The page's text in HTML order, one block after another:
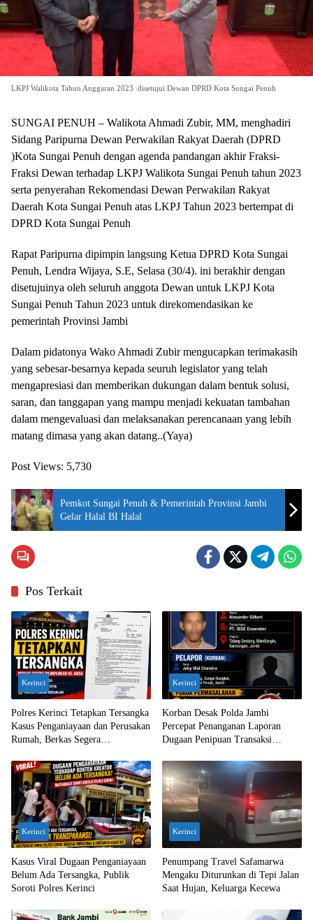
LKPJ Walikota Tahun Anggaran 2023 disetujui Dewan DPRD Kota Sungai Penuh
SUNGAI PENUH – Walikota Ahmadi Zubir, MM, menghadiri
Sidang Paripurna Dewan Perwakilan Rakyat Daerah (DPRD
)Kota Sungai Penuh dengan agenda pandangan akhir Fraksi-
Fraksi Dewan terhadap LKPJ Walikota Sungai Penuh tahun 2023
serta penyerahan Rekomendasi Dewan Perwakilan Rakyat
Daerah Kota Sungai Penuh atas LKPJ Tahun 2023 bertempat di
DPRD Kota Sungai Penuh
Rapat Paripurna dipimpin langsung Ketua DPRD Kota Sungai
Penuh, Lendra Wijaya, S.E, Selasa (30/4). ini berakhir dengan
disetujuinya oleh seluruh anggota Dewan untuk LKPJ Kota
Sungai Penuh Tahun 2023 untuk direkomendasikan ke
pemerintah Provinsi Jambi
Dalam pidatonya Wako Ahmadi Zubir mengucapkan terimakasih
yang sebesar-besarnya kepada seuruh legislator yang telah
mengapresiasi dan memberikan dukungan dalam bentuk solusi,
saran, dan tanggapan yang mampu menjadi kekuatan tambahan
dalam mengevaluasi dan melaksanakan perencanaan yang lebih
matang dimasa yang akan datang..(Yaya)
Post Views: 5,730
Pemkot Sungai Penuh & Pemerintah Provinsi Jambi
Gelar Halal BI Halal
Pos Terkait
Kerinci
Polres Kerinci Tetapkan Tersangka
Kasus Penganiayaan dan Perusakan
Rumah, Berkas Segera
Kerinci
Korban Desak Polda Jambi
Percepat Penanganan Laporan
Dugaan Penipuan Transaksi
Kerinci
Kasus Viral Dugaan Penganiayaan
Belum Ada Tersangka, Publik
Soroti Polres Kerinci
Kerinci
Penumpang Travel Safamarwa
Mengaku Diturunkan di Tepi Jalan
Saat Hujan, Keluarga Kecewa